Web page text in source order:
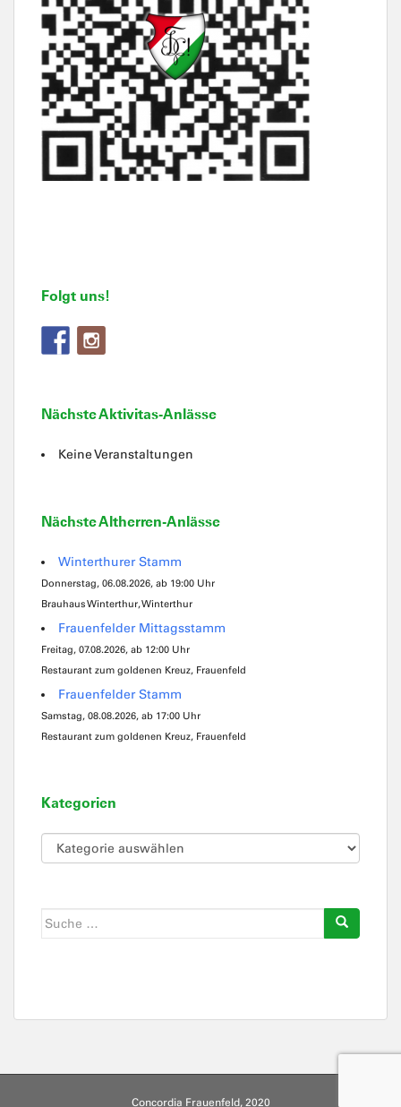
Folgt uns!
Nächste Aktivitas-Anlässe
Keine Veranstaltungen
Nächste Altherren-Anlässe
Winterthurer Stamm
Donnerstag, 06.08.2026, ab 19:00 Uhr
Brauhaus Winterthur, Winterthur
Frauenfelder Mittagsstamm
Freitag, 07.08.2026, ab 12:00 Uhr
Restaurant zum goldenen Kreuz, Frauenfeld
Frauenfelder Stamm
Samstag, 08.08.2026, ab 17:00 Uhr
Restaurant zum goldenen Kreuz, Frauenfeld
Kategorien
Kategorien
Suche
Concordia Frauenfeld, 2020